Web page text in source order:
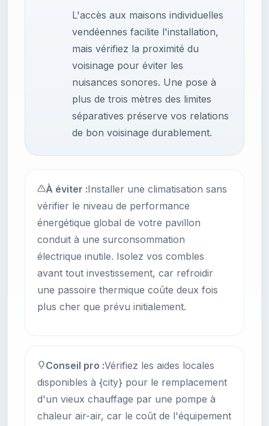
L'accès aux maisons individuelles
vendéennes facilite l'installation,
mais vérifiez la proximité du
voisinage pour éviter les
nuisances sonores. Une pose à
plus de trois mètres des limites
séparatives préserve vos relations
de bon voisinage durablement.
À éviter :Installer une climatisation sans
vérifier le niveau de performance
énergétique global de votre pavillon
conduit à une surconsommation
électrique inutile. Isolez vos combles
avant tout investissement, car refroidir
une passoire thermique coûte deux fois
plus cher que prévu initialement.
Conseil pro :Vérifiez les aides locales
disponibles à {city} pour le remplacement
d'un vieux chauffage par une pompe à
chaleur air-air, car le coût de l'équipement